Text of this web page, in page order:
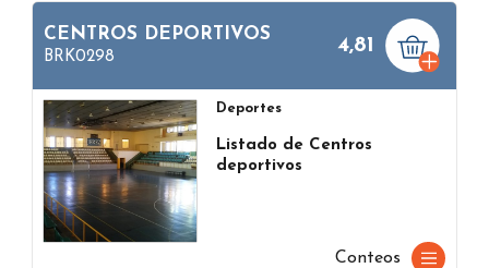
CENTROS DEPORTIVOS
BRK0298
4,81
Deportes
Listado de Centros
deportivos
Conteos